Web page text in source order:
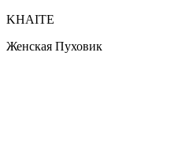
KHAITE
Женская Пуховик